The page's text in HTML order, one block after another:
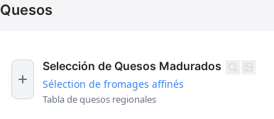
Quesos
Selección de Quesos Madurados
Sélection de fromages affinés
Tabla de quesos regionales